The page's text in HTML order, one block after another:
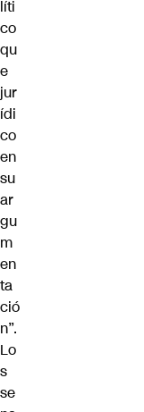
líti
co
qu
e
jur
ídi
co
en
su
ar
gu
m
en
ta
ció
n”.
Lo
s
se